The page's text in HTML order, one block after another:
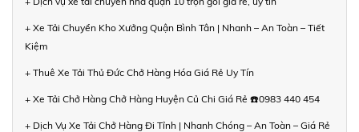
+ Xe Tải Chuyển Kho Xưởng Quận Bình Tân | Nhanh – An Toàn – Tiết
Kiệm
+ Thuê Xe Tải Thủ Đức Chở Hàng Hóa Giá Rẻ Uy Tín
+ Xe Tải Chở Hàng Chở Hàng Huyện Củ Chi Giá Rẻ ☎️0983 440 454
+ Dịch Vụ Xe Tải Chở Hàng Đi Tỉnh | Nhanh Chóng – An Toàn – Giá Rẻ